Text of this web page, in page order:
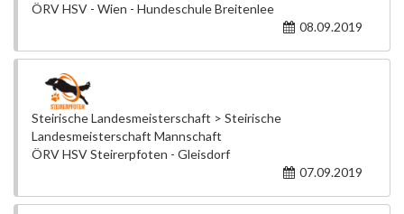
ÖRV HSV - Wien - Hundeschule Breitenlee
08.09.2019
Steirische Landesmeisterschaft > Steirische
Landesmeisterschaft Mannschaft
ÖRV HSV Steirerpfoten - Gleisdorf
07.09.2019